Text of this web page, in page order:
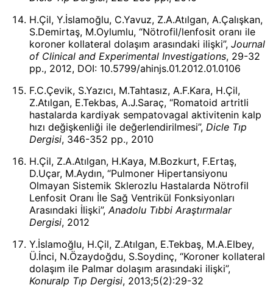
H.Çil, Y.İslamoğlu, C.Yavuz, Z.A.Atılgan, A.Çalışkan,
S.Demirtaş, M.Oylumlu, “Nötrofil/lenfosit oranı ile
koroner kollateral dolaşım arasındaki ilişki”, Journal
of Clinical and Experimental Investigations, 29-32
pp., 2012, DOI: 10.5799/ahinjs.01.2012.01.0106
F.C.Çevik, S.Yazıcı, M.Tahtasız, A.F.Kara, H.Çil,
Z.Atılgan, E.Tekbas, A.J.Saraç, “Romatoid artritli
hastalarda kardiyak sempatovagal aktivitenin kalp
hızı değişkenliği ile değerlendirilmesi”, Dicle Tıp
Dergisi, 346-352 pp., 2010
H.Çil, Z.A.Atılgan, H.Kaya, M.Bozkurt, F.Ertaş,
D.Uçar, M.Aydın, “Pulmoner Hipertansiyonu
Olmayan Sistemik Sklerozlu Hastalarda Nötrofil
Lenfosit Oranı İle Sağ Ventrikül Fonksiyonları
Arasındaki İlişki”,Anadolu Tıbbi Araştırmalar
Dergisi, 2012
Y.İslamoğlu, H.Çil, Z.Atılgan, E.Tekbaş, M.A.Elbey,
Ü.İnci, N.Özaydoğdu, S.Soydinç, “Koroner kollateral
dolaşım ile Palmar dolaşım arasındaki ilişki”,
Konuralp Tıp Dergisi, 2013;5(2):29-32